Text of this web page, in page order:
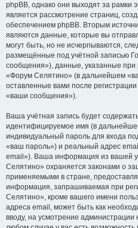
phpBB, однако они выходят за рамки
является рассмотрение страниц,
обеспечением phpBB. Вторым
являются данные, которые вы
могут быть, но не исчерпываются,
размещённые под учётной записью
сообщения»), данные, указанные при
«Форум Селятино» (в дальнейшем
оставленные вами после
«ваши сообщения»).
Ваша учётная запись будет
идентифицируемое имя (в
индивидуальный пароль для входа
«ваш пароль») и реальный адрес
email»). Ваша информация из вашей
Селятино» охраняется законами о
применяемыми в стране,
информация, запрашиваемая при
Селятино», кроме вашего имени
адреса email, может быть как
вводу, на усмотрение